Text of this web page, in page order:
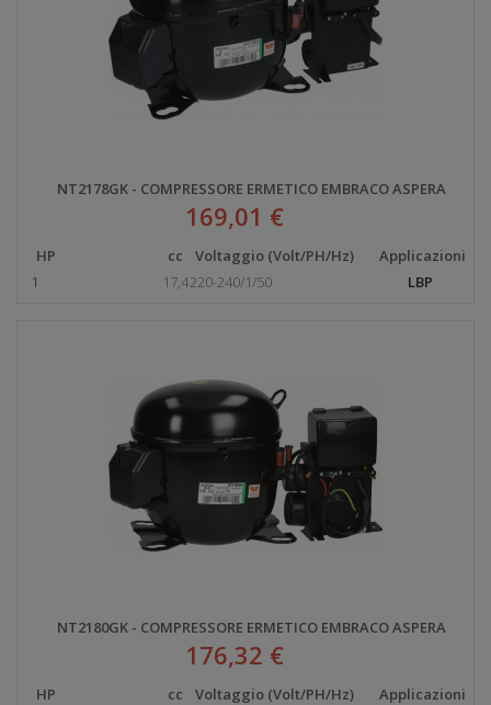
NT2178GK - COMPRESSORE ERMETICO EMBRACO ASPERA
169,01 €
HP cc Voltaggio (Volt/PH/Hz)
Applicazioni
1
17,4220-240/1/50 LBP
NT2180GK - COMPRESSORE ERMETICO EMBRACO ASPERA
176,32 €
HP cc Voltaggio (Volt/PH/Hz)
Applicazioni